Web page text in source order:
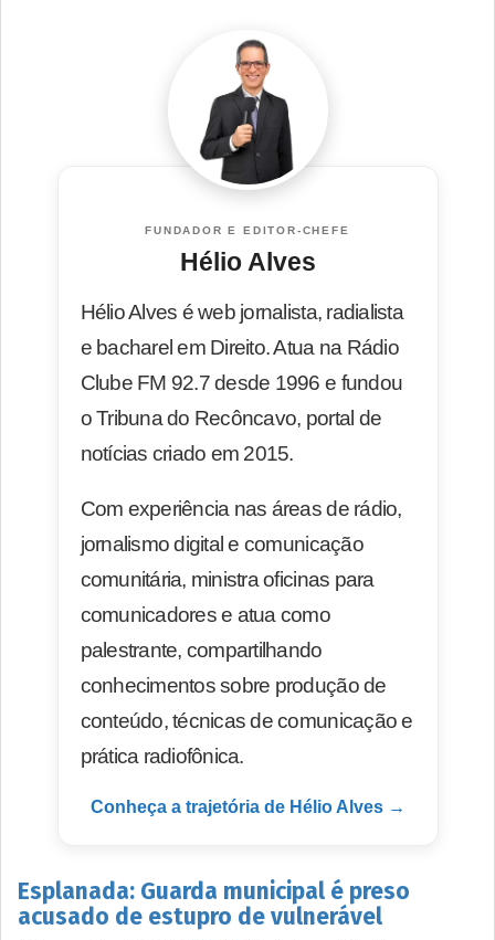
FUNDADOR E EDITOR-CHEFE
Hélio Alves
Hélio Alves é web jornalista, radialista
e bacharel em Direito. Atua na Rádio
Clube FM 92.7 desde 1996 e fundou
o Tribuna do Recôncavo, portal de
notícias criado em 2015.
Com experiência nas áreas de rádio,
jornalismo digital e comunicação
comunitária, ministra oficinas para
comunicadores e atua como
palestrante, compartilhando
conhecimentos sobre produção de
conteúdo, técnicas de comunicação e
prática radiofônica.
Conheça a trajetória de Hélio Alves →
Esplanada: Guarda municipal é preso
acusado de estupro de vulnerável